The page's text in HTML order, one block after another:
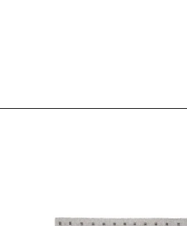
um die grundlegenden
sicheren Log-ins oder das Anpassen
Daten.